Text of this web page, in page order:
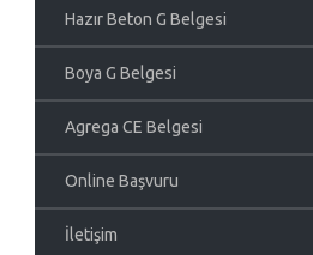
Hazır Beton G Belgesi
Boya G Belgesi
Agrega CE Belgesi
Online Başvuru
İletişim